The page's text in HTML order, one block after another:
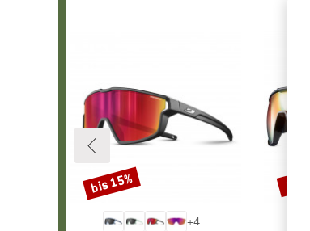
+4
Rabatt
bis 15% Rabatt
15%